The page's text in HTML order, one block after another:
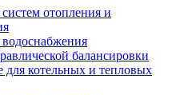
отопления и
балансировки
для котельных и тепловых